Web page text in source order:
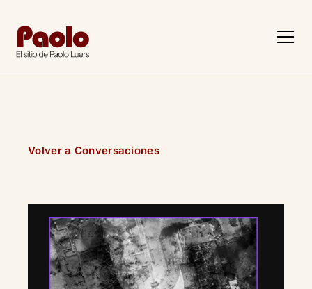
Volver a Conversaciones